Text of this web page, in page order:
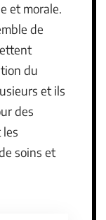
et morale.
de
du
et ils
des
les
soins et